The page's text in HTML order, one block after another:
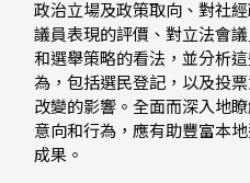
政治立場及政策取向、對社
議員表現的評價、對立法會
和選舉策略的看法，並分析
為，包括選民登記，以及投
改變的影響。全面而深入地
意向和行為，應有助豐富本
成果。